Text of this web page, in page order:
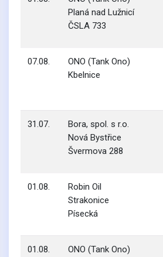
Planá nad Lužnicí
ČSLA 733
07.08.
ONO (Tank Ono)
Kbelnice
31.07.
Bora, spol. s r.o.
Nová Bystřice
Švermova 288
01.08.
Robin Oil
Strakonice
Písecká
01.08.
ONO (Tank Ono)